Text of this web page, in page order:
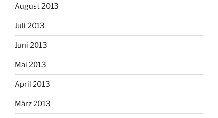
August 2013
Juli 2013
Juni 2013
Mai 2013
April 2013
März 2013